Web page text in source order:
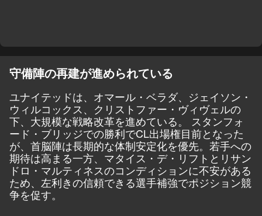
守備陣の再建が進められている
ユナイテッドは、オマール・ベラダ、ジェイソン・
ウィルコックス、クリストファー・ヴィヴェルの
下、大規模な戦略改革を進めている。 スタンフォ
ード・ブリッジでの勝利でCL出場権目前となった
が、首脳陣は長期的な体制安定化を優先。若手への
期待は高まる一方、マタイス・デ・リフトとリサン
ドロ・マルティネスのコンディションに不安がある
ため、左利きの信頼できる選手補強でポジション競
争を促す。